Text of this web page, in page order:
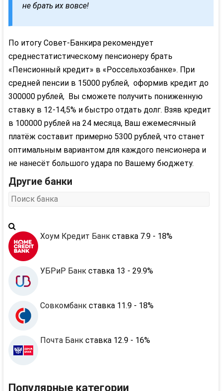
не брать их вовсе!
По итогу Совет-Банкира рекомендует
среднестатистическому пенсионеру брать
«Пенсионный кредит» в «Россельхозбанке». При
средней пенсии в 15000 рублей, оформив кредит до
300000 рублей, Вы сможете получить пониженную
ставку в 12-14,5% и быстро отдать долг. Взяв кредит
в 100000 рублей на 24 месяца, Ваш ежемесячный
платёж составит примерно 5300 рублей, что станет
оптимальным вариантом для каждого пенсионера и
не нанесёт большого удара по Вашему бюджету.
Другие банки
Хоум Кредит Банк ставка 7.9 - 18%
УБРиР Банк ставка 13 - 29.9%
Совкомбанк ставка 11.9 - 18%
Почта Банк ставка 12.9 - 16%
Популярные категории